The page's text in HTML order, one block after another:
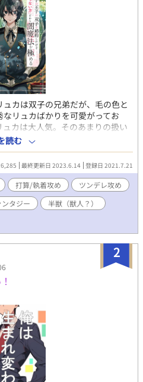
カは双子の兄弟だが、毛の色と
リュカばかりを可愛がってお
カは大人気。そのあまりの扱い
。 二人は大国リンデンベルク王
トとギルベルトと婚約し、将来
になっているが… ※受けは強いコ
中に胸糞展開や精神的に辛い描
角？四角？関係です ※闇魔法と
読む
最終更新日 2023.6.14 登録日 2021.7.21
打算/執着攻め
ツンデレ攻め
ンタジー
半獣（獣人？）
2